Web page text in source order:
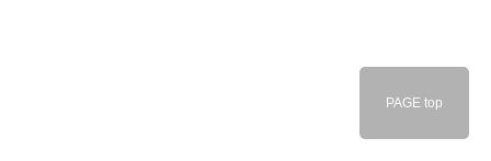
PAGE top